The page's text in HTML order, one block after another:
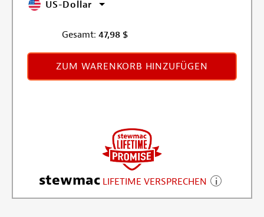
US-Dollar
Gesamt: 47,98 $
ZUM WARENKORB HINZUFÜGEN
stewmac LIFETIME VERSPRECHEN